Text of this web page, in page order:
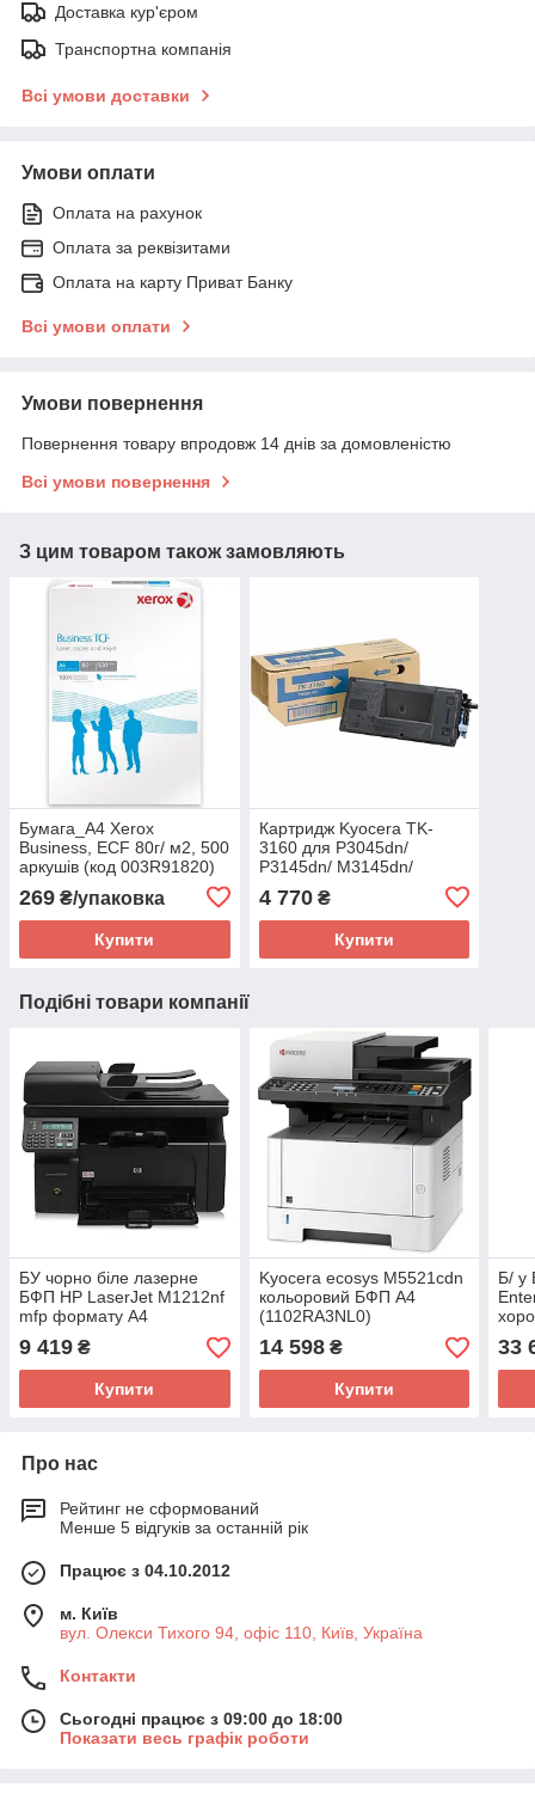
Доставка кур'єром
Транспортна компанія
Всі умови доставки
Умови оплати
Оплата на рахунок
Оплата за реквізитами
Оплата на карту Приват Банку
Всі умови оплати
Умови повернення
Повернення товару впродовж 14 днів за домовленістю
Всі умови повернення
З цим товаром також замовляють
Бумага_A4 Xerox
Business, ECF 80г/ м2, 500
аркушів (код 003R91820)
269 ₴/упаковка
Купити
Картридж Kyocera TK-
3160 для P3045dn/
P3145dn/ M3145dn/
M3645dn (1T02T90NL1)
4 770₴
Купити
Подібні товари компанії
БУ чорно біле лазерне
БФП HP LaserJet M1212nf
mfp формату А4
9 419 ₴
Купити
Kyocera ecosys M5521cdn
кольоровий БФП А4
(1102RA3NL0)
14 598₴
Купити
Б/ у
33
Про нас
Рейтинг не сформований
Менше 5 відгуків за останній рік
Працює з 04.10.2012
м. Київ
вул. Олекси Тихого 94, офіс 110, Київ, Україна
Контакти
Сьогодні працює з 09:00 до 18:00
Показати весь графік роботи